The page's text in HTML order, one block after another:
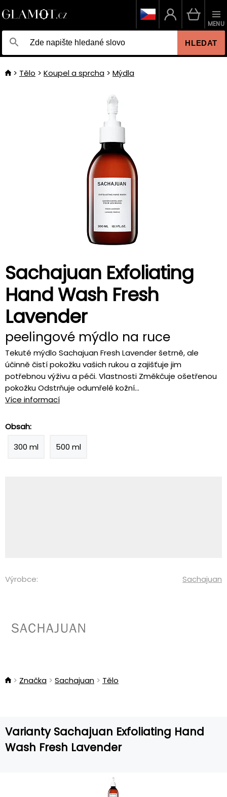
HLEDAT
MENU
Tělo Koupel a sprcha Mýdla
Sachajuan Exfoliating
Hand Wash Fresh
Lavender
peelingové mýdlo na ruce
Tekuté mýdlo Sachajuan Fresh Lavender šetrně, ale
účinně čistí pokožku vašich rukou a zajišťuje jim
potřebnou výživu a péči. Vlastnosti Změkčuje ošetřenou
pokožku Odstrňuje odumřelé kožní...
Více informací
Obsah:
300 ml
500 ml
Výrobce: Sachajuan
Značka Sachajuan Tělo
Varianty Sachajuan Exfoliating Hand
Wash Fresh Lavender